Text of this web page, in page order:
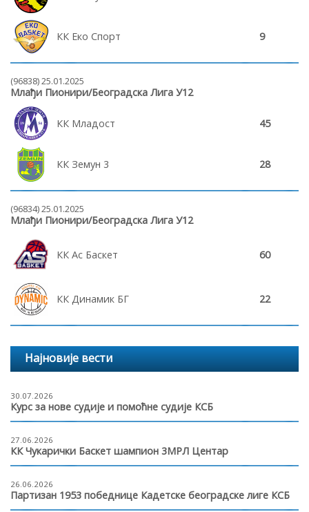
КК Еко Спорт 9
(96838) 25.01.2025
Млађи Пионири/Београдска Лига У12
КК Младост 45
КК Земун 3 28
(96834) 25.01.2025
Млађи Пионири/Београдска Лига У12
КК Ас Баскет 60
КК Динамик БГ 22
Најновије вести
30.07.2026
Курс за нове судије и помоћне судије КСБ
27.06.2026
КК Чукарички Баскет шампион 3МРЛ Центар
26.06.2026
Партизан 1953 победнице Кадетске београдске лиге КСБ